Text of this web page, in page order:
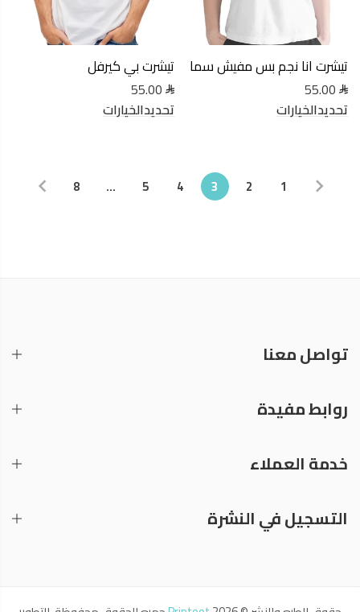
تيشرت انا نجم بس مفيش سما
55.00
تحديدالخيارات
تيشرت بي كيرفل
55.00
تحديدالخيارات
1
2
3
4
5
…
8
تواصل معنا
روابط مفيدة
خدمة العملاء
التسجيل في النشرة